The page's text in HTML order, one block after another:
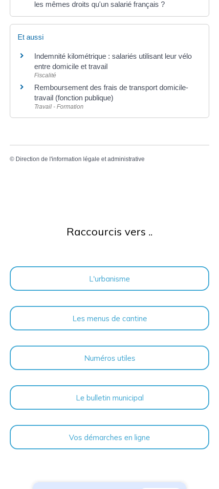
les mêmes droits qu'un salarié français ?
Et aussi
Indemnité kilométrique : salariés utilisant leur vélo
entre domicile et travail
Fiscalité
Remboursement des frais de transport domicile-
travail (fonction publique)
Travail - Formation
© Direction de l'information légale et administrative
Raccourcis vers ..
L'urbanisme
Les menus de cantine
Numéros utiles
Le bulletin municipal
Vos démarches en ligne